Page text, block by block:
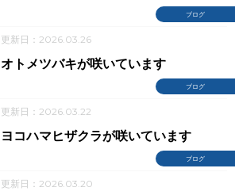
ブログ
更新日：2026.03.26
ブログ
オトメツバキが咲いています
更新日：2026.03.22
ブログ
ヨコハマヒザクラが咲いています
更新日：2026.03.20